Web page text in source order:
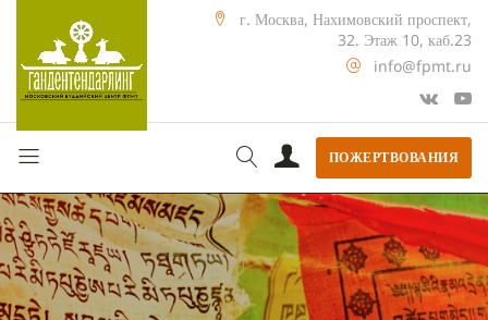
г. Москва, Нахимовский проспект,
32. Этаж 10, каб.23
info@fpmt.ru
ПОЖЕРТВОВАНИЯ